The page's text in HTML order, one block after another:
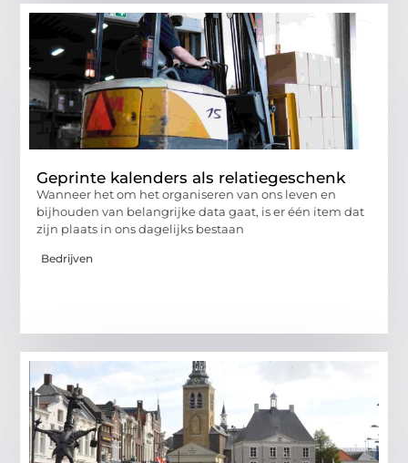
Geprinte kalenders als relatiegeschenk
Wanneer het om het organiseren van ons leven en
bijhouden van belangrijke data gaat, is er één item dat
zijn plaats in ons dagelijks bestaan
Bedrijven